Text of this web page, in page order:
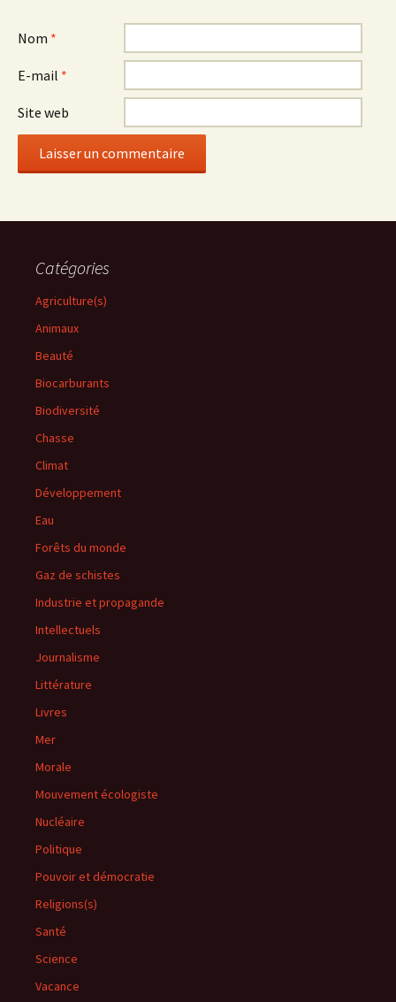
Nom *
E-mail *
Site web
Catégories
Agriculture(s)
Animaux
Beauté
Biocarburants
Biodiversité
Chasse
Climat
Développement
Eau
Forêts du monde
Gaz de schistes
Industrie et propagande
Intellectuels
Journalisme
Littérature
Livres
Mer
Morale
Mouvement écologiste
Nucléaire
Politique
Pouvoir et démocratie
Religions(s)
Santé
Science
Vacance